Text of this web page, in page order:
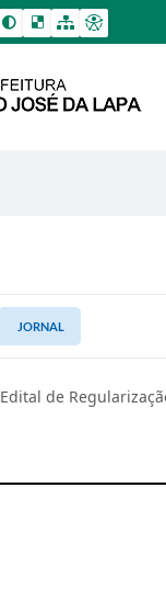
JORNAL
Edital de